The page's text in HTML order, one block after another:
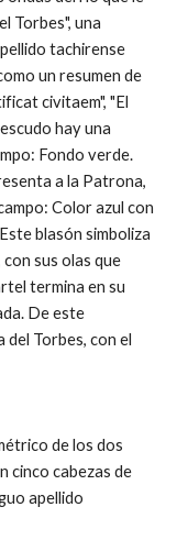
Torbes", una
tachirense
un resumen de
civitaem", "El
hay una
Fondo verde.
a la Patrona,
Color azul con
blasón simboliza
sus olas que
termina en su
De este
del Torbes, con el
de los dos
cinco cabezas de
apellido